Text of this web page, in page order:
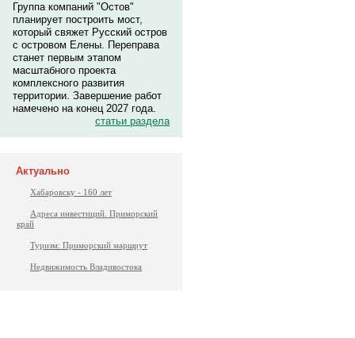
Группа компаний "Остов"
планирует построить мост,
который свяжет Русский остров
с островом Елены. Переправа
станет первым этапом
масштабного проекта
комплексного развития
территории. Завершение работ
намечено на конец 2027 года.
статьи раздела
Актуально
Хабаровску - 160 лет
Адреса инвестиций. Приморский
край
Туризм: Приморский маршрут
Недвижимость Владивостока